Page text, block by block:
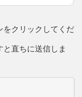
をクリックしてくだ
直ちに送信しま